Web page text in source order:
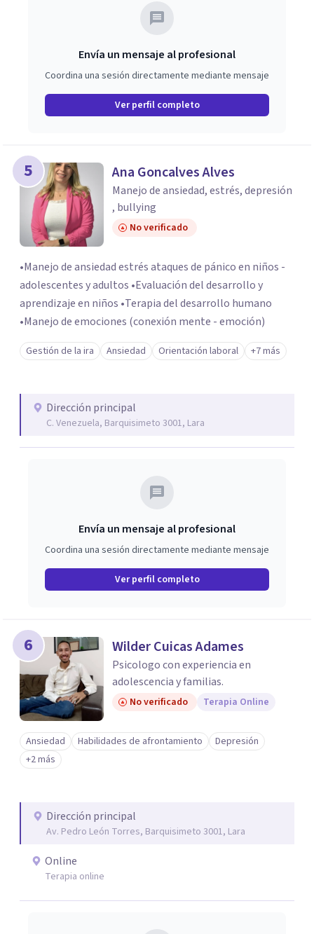
Envía un mensaje al profesional
Coordina una sesión directamente mediante mensaje
Ver perfil completo
5 Ana Goncalves Alves
Manejo de ansiedad, estrés, depresión
, bullying
No verificado
•Manejo de ansiedad estrés ataques de pánico en niños -
adolescentes y adultos •Evaluación del desarrollo y
aprendizaje en niños •Terapia del desarrollo humano
•Manejo de emociones (conexión mente - emoción)
Gestión de la ira Ansiedad Orientación laboral +7 más
Dirección principal
C. Venezuela, Barquisimeto 3001, Lara
Envía un mensaje al profesional
Coordina una sesión directamente mediante mensaje
Ver perfil completo
6 Wilder Cuicas Adames
Psicologo con experiencia en
adolescencia y familias.
No verificado Terapia Online
Ansiedad Habilidades de afrontamiento
Depresión
+2 más
Dirección principal
Av. Pedro León Torres, Barquisimeto 3001, Lara
Online
Terapia online